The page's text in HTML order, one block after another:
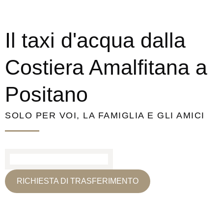
Il taxi d'acqua dalla
Costiera Amalfitana a
Positano
SOLO PER VOI, LA FAMIGLIA E GLI AMICI
RICHIESTA DI TRASFERIMENTO